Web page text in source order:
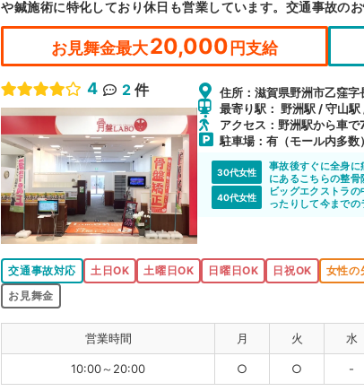
や鍼施術に特化しており休日も営業しています。交通事故の
お見舞金最大20,000 円支給
4 2 件
住所：滋賀県野洲市乙窪
最寄り駅： 野洲駅 / 守山駅
アクセス：野洲駅から車で
駐車場：有（モール内多数）
30代女性
事故後すぐに全身に
にあるこちらの整骨
対応が早くてよかっ
40代女性
ビッグエクストラ
ったりして今まで
交通事故対応 土日OK 土曜日OK 日曜日OK 日祝OK 女性の
お見舞金
営業時間 月 火 水
10:00～20:00 ○ ○ -